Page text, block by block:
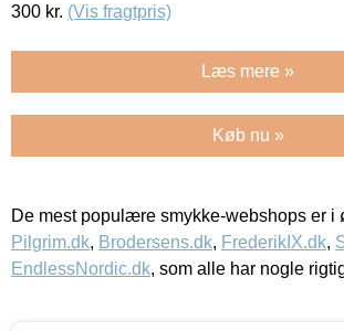
300 kr. (Vis fragtpris)
Læs mere »
Køb nu »
De mest populære smykke-webshops er i
Pilgrim.dk, Brodersens.dk, FrederikIX.dk,
EndlessNordic.dk, som alle har nogle